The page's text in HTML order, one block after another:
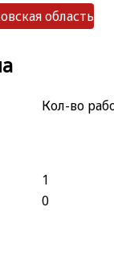
область
Кол-во
1
0